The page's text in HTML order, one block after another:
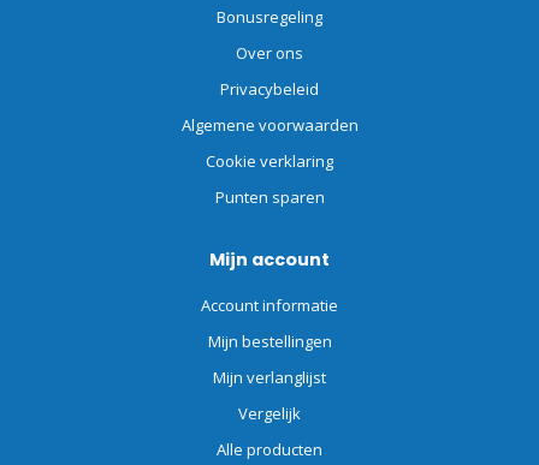
Bonusregeling
Over ons
Privacybeleid
Algemene voorwaarden
Cookie verklaring
Punten sparen
Mijn account
Account informatie
Mijn bestellingen
Mijn verlanglijst
Vergelijk
Alle producten